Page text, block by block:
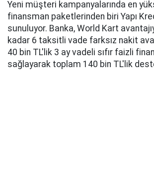
Yeni müşteri kampanyalarında en
finansman paketlerinden biri Yapı
sunuluyor. Banka, World Kart
kadar 6 taksitli vade farksız nakit
40 bin TL'lik 3 ay vadeli sıfır faizli
sağlayarak toplam 140 bin TL'lik